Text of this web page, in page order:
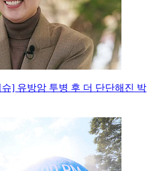
] 유방암 투병 후 더 단단해진 박